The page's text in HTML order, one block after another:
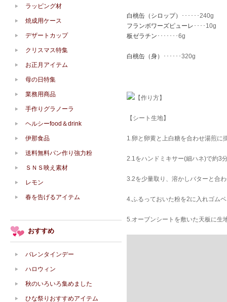
白桃缶（シロップ）
･･････240g
フランボワーズピューレ ････10g
板ゼラチン ･･･････6g
白桃缶（身） ･･････320g
【作り方】
【シート生地】
1.卵と卵黄と上白糖を合わせ湯煎
2.1をハンドミキサー(細ハネ)で約3
3.2を少量取り、溶かしバターと合
4.ふるっておいた粉を2に入れゴム
5.オーブンシートを敷いた天板に
ラッピング材
焼成用ケース
デザートカップ
クリスマス特集
お正月アイテム
母の日特集
業務用商品
手作りグラノーラ
ヘルシーfood＆drink
伊那食品
送料無料パン作り強力粉
ＳＮＳ映え素材
レモン
春を告げるアイテム
おすすめ
バレンタインデー
ハロウィン
秋のいろいろ集めました
ひな祭りおすすめアイテム